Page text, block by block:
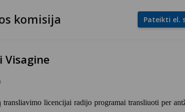
komisija Pateikti el.
licencijai radijo programai transliuoti per